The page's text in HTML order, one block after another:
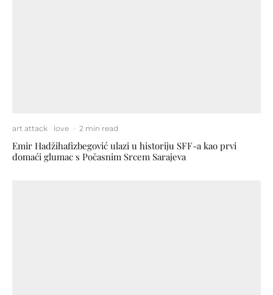
art attack love · 2 min read
Emir Hadžihafizbegović ulazi u historiju SFF-a kao prvi
domaći glumac s Počasnim Srcem Sarajeva